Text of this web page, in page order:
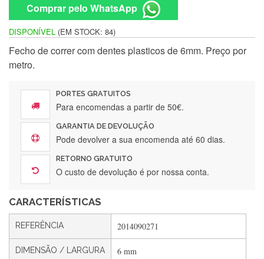
Comprar pelo WhatsApp
DISPONÍVEL (EM STOCK: 84)
Fecho de correr com dentes plasticos de 6mm. Preço por
metro.
PORTES GRATUITOS
Para encomendas a partir de 50€.
GARANTIA DE DEVOLUÇÃO
Pode devolver a sua encomenda até 60 dias.
RETORNO GRATUITO
O custo de devolução é por nossa conta.
CARACTERÍSTICAS
REFERÊNCIA 2014090271
DIMENSÃO / LARGURA 6 mm
encomendar.
Silvia André
Gostei ,Serviço bastante rápido. recomendo
Rápido, atendimento 5*. Hoje chegará a segunda encomenda
feita de muitas certamente❤️